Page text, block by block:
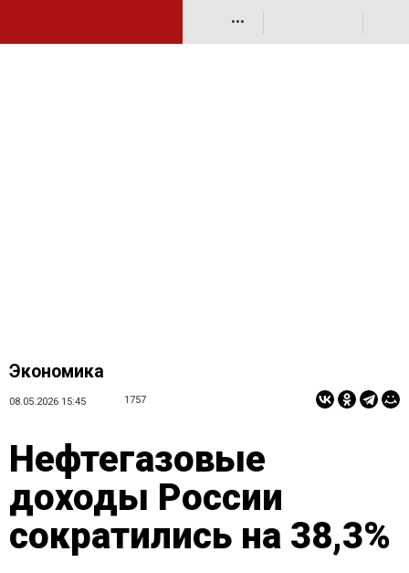
•••
Экономика
08.05.2026 15:45 1757
Нефтегазовые
доходы России
сократились на 38,3%